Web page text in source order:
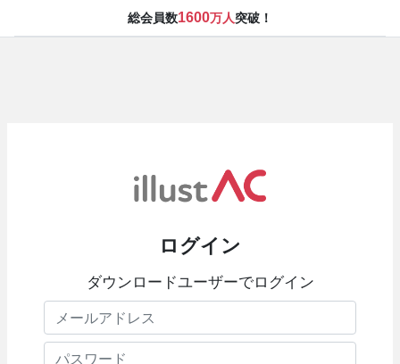
総会員数1600万人突破！
ログイン
ダウンロードユーザーでログイン